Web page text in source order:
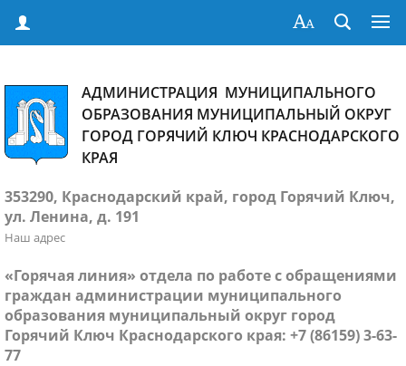
АДМИНИСТРАЦИЯ МУНИЦИПАЛЬНОГО
ОБРАЗОВАНИЯ МУНИЦИПАЛЬНЫЙ ОКРУГ
ГОРОД ГОРЯЧИЙ КЛЮЧ КРАСНОДАРСКОГО
КРАЯ
353290, Краснодарский край, город Горячий Ключ,
ул. Ленина, д. 191
Наш адрес
«Горячая линия» отдела по работе с обращениями
граждан администрации муниципального
образования муниципальный округ город
Горячий Ключ Краснодарского края: +7 (86159) 3-63-
77